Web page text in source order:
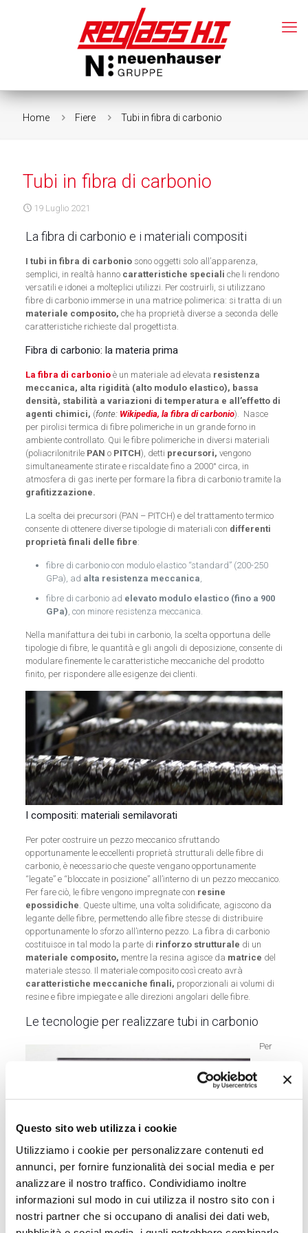
Questo sito web utilizza i cookie
Utilizziamo i cookie per personalizzare contenuti ed
annunci, per fornire funzionalità dei social media e per
analizzare il nostro traffico. Condividiamo inoltre
informazioni sul modo in cui utilizza il nostro sito con i
nostri partner che si occupano di analisi dei dati web,
Home Fiere Tubi in fibra di carbonio
Tubi in fibra di carbonio
19 Luglio 2021
La fibra di carbonio e i materiali compositi
I tubi in fibra di carboniosono oggetti solo all’apparenza,
semplici, in realtà hanno caratteristiche speciali che li rendono
versatili e idonei a molteplici utilizzi. Per costruirli, si utilizzano
fibre di carbonio immerse in una matrice polimerica: si tratta di un
materiale composito, che ha proprietà diverse a seconda delle
caratteristiche richieste dal progettista.
Fibra di carbonio: la materia prima
La fibra di carbonioè un materiale ad elevata resistenza
meccanica, alta rigidità (alto modulo elastico), bassa
densità, stabilità a variazioni di temperatura e all’effetto di
agenti chimici, (fonte: Wikipedia, la fibra di carbonio). Nasce
per pirolisi termica di fibre polimeriche in un grande forno in
ambiente controllato. Qui le fibre polimeriche in diversi materiali
(poliacrilonitrile PAN oPITCH), detti precursori, vengono
simultaneamente stirate e riscaldate fino a 2000° circa, in
atmosfera di gas inerte per formare la fibra di carbonio tramite la
grafitizzazione.
La scelta dei precursori (PAN – PITCH) e del trattamento termico
consente di ottenere diverse tipologie di materiali con differenti
proprietà finali delle fibre:
fibre di carbonio con modulo elastico “standard” (200-250
GPa), ad alta resistenza meccanica,
fibre di carbonio ad elevato modulo elastico (fino a 900
GPa), con minore resistenza meccanica.
Nella manifattura dei tubi in carbonio, la scelta opportuna delle
tipologie di fibre, le quantità e gli angoli di deposizione, consente di
modulare finemente le caratteristiche meccaniche del prodotto
finito, per rispondere alle esigenze dei clienti.
I compositi: materiali semilavorati
Per poter costruire un pezzo meccanico sfruttando
opportunamente le eccellenti proprietà strutturali delle fibre di
carbonio, è necessario che queste vengano opportunamente
“legate” e “bloccate in posizione” all’interno di un pezzo meccanico.
Per fare ciò, le fibre vengono impregnate con resine
epossidiche. Queste ultime, una volta solidificate, agiscono da
legante delle fibre, permettendo alle fibre stesse di distribuire
opportunamente lo sforzo all’interno pezzo. La fibra di carbonio
costituisce in tal modo la parte di rinforzo strutturale di un
materiale composito, mentre la resina agisce da matrice del
materiale stesso. Il materiale composito così creato avrà
caratteristiche meccaniche finali, proporzionali ai volumi di
resine e fibre impiegate e alle direzioni angolari delle fibre.
Le tecnologie per realizzare tubi in carbonio
Per